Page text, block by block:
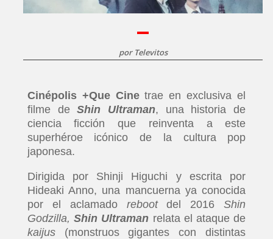
por Televitos
Cinépolis +Que Cinetrae en exclusiva el
filme deShin Ultraman, una historia de
ciencia ficción que reinventa a este
superhéroe icónico de la cultura pop
japonesa.
Dirigida por Shinji Higuchi y escrita por
Hideaki Anno, una mancuerna ya conocida
por el aclamado rebootdel 2016Shin
Godzilla,Shin Ultraman relata el ataque de
kaijus(monstruos gigantes con distintas